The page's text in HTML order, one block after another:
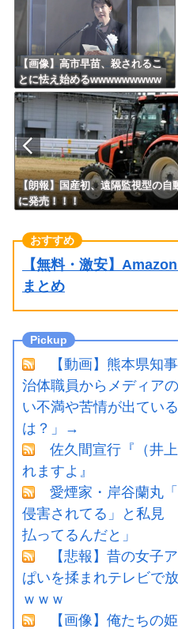
【画像】高市早苗、殺されるこ
とに怯え始めるwwwwwwwww
【朗報】国産初、遠隔監視型の
に発売！！！
【無料・激安】
まとめ
【動画】熊本県知
治体職員からメディア
い不満や苦情が出てい
は？」→
佐久間宣行『（井
れますよ』
愛煙家・岸谷蘭丸
侵害されてる」と私見
払ってるんだと」
【悲報】昔の女子
ぱいを揉まれテレビで
ｗｗｗ
【画像】俺たちの